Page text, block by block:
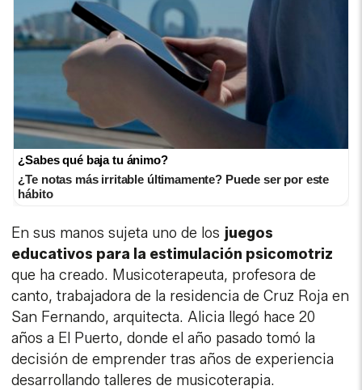
¿Sabes qué baja tu ánimo?
¿Te notas más irritable últimamente? Puede ser por este
hábito
En sus manos sujeta uno de los juegos
educativos para la estimulación psicomotriz
que ha creado. Musicoterapeuta, profesora de
canto, trabajadora de la residencia de Cruz Roja en
San Fernando, arquitecta. Alicia llegó hace 20
años a El Puerto, donde el año pasado tomó la
decisión de emprender tras años de experiencia
desarrollando talleres de musicoterapia.